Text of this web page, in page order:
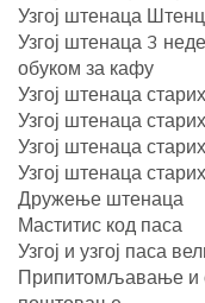
Узгој штенаца
Узгој штенаца 3
обуком за кафу
Узгој штенаца
Узгој штенаца
Узгој штенаца
Узгој штенаца
Дружење штенаца
Маститис код паса
Узгој и узгој паса
Припитомљавање и